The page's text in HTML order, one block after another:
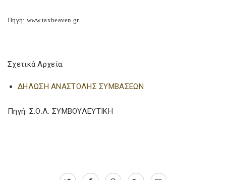
Πηγή: www.taxheaven.gr
Σχετικά Αρχεία:
ΔΗΛΩΣΗ ΑΝΑΣΤΟΛΗΣ ΣΥΜΒΑΣΕΩΝ
Πηγή: Σ.Ο.Λ. ΣΥΜΒΟΥΛΕΥΤΙΚΗ